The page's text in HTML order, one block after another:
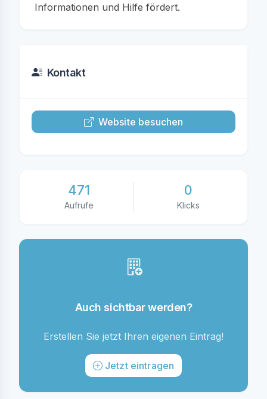
Informationen und Hilfe fördert.
Kontakt
Website besuchen
471
Aufrufe
0
Klicks
Auch sichtbar werden?
Erstellen Sie jetzt Ihren eigenen Eintrag!
Jetzt eintragen